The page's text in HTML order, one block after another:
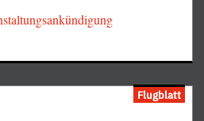
Flugblatt